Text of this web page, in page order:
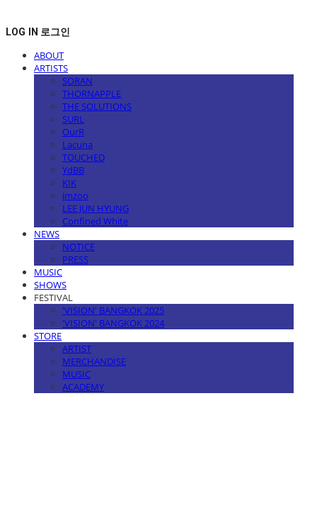
LOG IN 로그인
ABOUT
ARTISTS
SORAN
THORNAPPLE
THE SOLUTIONS
SURL
OurR
Lacuna
TOUCHED
YdBB
KIK
imzoo
LEE JUN HYUNG
Confined White
NEWS
NOTICE
PRESS
MUSIC
SHOWS
FESTIVAL
'VISION' BANGKOK 2025
'VISION' BANGKOK 2024
STORE
ARTIST
MERCHANDISE
MUSIC
ACADEMY